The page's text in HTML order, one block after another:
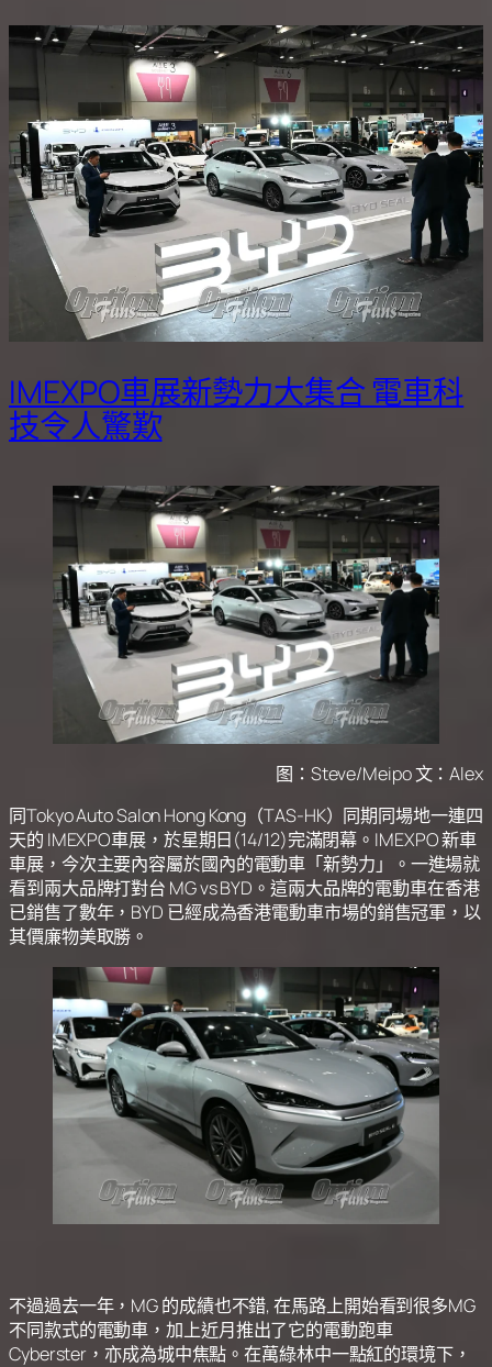
IMEXPO車展新勢力大集合 電車科
技令人驚歎
图：Steve/Meipo 文：Alex
同Tokyo Auto Salon Hong Kong（TAS-HK）同期同場地一連四
天的 IMEXPO車展，於星期日(14/12)完滿閉幕。IMEXPO 新車
車展，今次主要內容屬於國內的電動車「新勢力」。一進場就
看到兩大品牌打對台 MG vs BYD。這兩大品牌的電動車在香港
已銷售了數年，BYD 已經成為香港電動車市場的銷售冠軍，以
其價廉物美取勝。
不過過去一年，MG 的成績也不錯, 在馬路上開始看到很多MG
不同款式的電動車，加上近月推出了它的電動跑車
Cyberster，亦成為城中焦點。在萬綠林中一點紅的環境下，